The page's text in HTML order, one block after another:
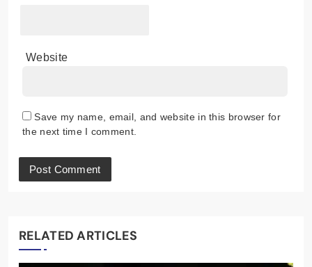
Website
Save my name, email, and website in this browser for
the next time I comment.
RELATED ARTICLES